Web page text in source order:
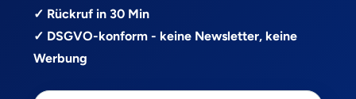
✓ Rückruf in 30 Min
✓ DSGVO-konform - keine Newsletter, keine
Werbung